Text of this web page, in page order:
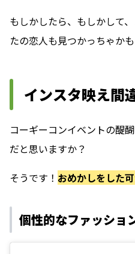
もしかしたら、もしかして
たの恋人も見つかっちゃかも
インスタ映え間
コーギーコンイベントの醍
だと思いますか？
そうです！ おめかしをした
個性的なファッショ